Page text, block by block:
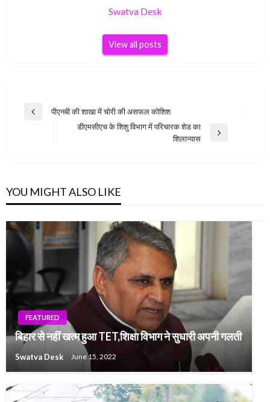
Swatva Desk
View all posts
Post
navigation
Previous
पीएनबी की शाखा में चोरी की असफल कोशिश
डीएमसीएच के शिशु विभाग में ​परिचारक शेड का
शिलान्यास
YOU MIGHT ALSO LIKE
FEATURED
बिहार से नहीं खत्म हुआ TET,शिक्षा विभाग ने सुधारी अपनी गलती
Swatva Desk June 15, 2022